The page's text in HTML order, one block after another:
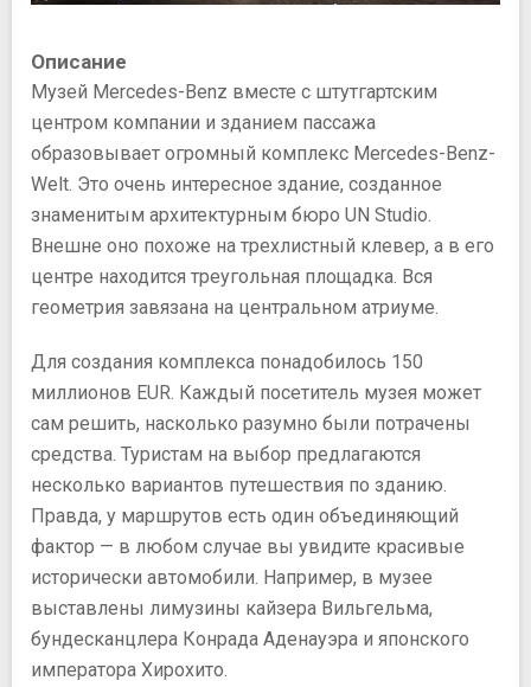
Описание
Музей Mercedes-Benz вместе с штутгартским
центром компании и зданием пассажа
образовывает огромный комплекс Merсedes-Benz-
Welt. Это очень интересное здание, созданное
знаменитым архитектурным бюро UN Studio.
Внешне оно похоже на трехлистный клевер, а в его
центре находится треугольная площадка. Вся
геометрия завязана на центральном атриуме.
Для создания комплекса понадобилось 150
миллионов EUR. Каждый посетитель музея может
сам решить, насколько разумно были потрачены
средства. Туристам на выбор предлагаются
несколько вариантов путешествия по зданию.
Правда, у маршрутов есть один объединяющий
фактор — в любом случае вы увидите красивые
исторически автомобили. Например, в музее
выставлены лимузины кайзера Вильгельма,
бундесканцлера Конрада Аденауэра и японского
императора Хирохито.